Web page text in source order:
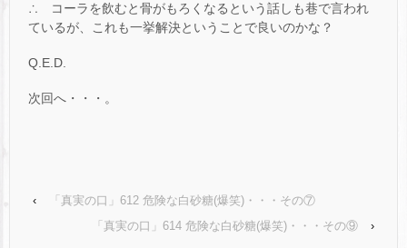
∴ コーラを飲むと骨がもろくなるという話しも巷で言われ
ているが、これも一挙解決ということで良いのかな？
Q.E.D.
次回へ・・・。
‹
「真実の口」612 危険な白砂糖(爆笑)・・・その⑦
「真実の口」614 危険な白砂糖(爆笑)・・・その⑨
›